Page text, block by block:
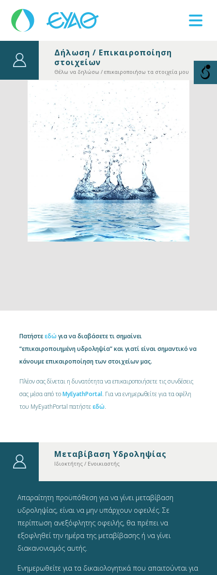
11124
Δήλωση / Επικαιροποίηση
στοιχείων
Θέλω να δηλώσω / επικαιροποιήσω τα στοιχεία μου
Πατήστεεδώ για να διαβάσετε τι σημαίνει
“επικαιροποιημένη υδροληψία” και γιατί είναι σημαντικό να
κάνουμε επικαιροποίηση των στοιχείων μας.
Πλέον σας δίνεται η δυνατότητα να επικαιροποιήσετε τις συνδέσεις
σας μέσα από τοMyEyathPortal. Για να ενημερωθείτε για τα οφέλη
του MyEyathPortal πατήστεεδώ.
Μεταβίβαση Υδροληψίας
Ιδιοκτήτης / Ενοικιαστής
Απαραίτητη προϋπόθεση για να γίνει μεταβίβαση
υδροληψίας, είναι να μην υπάρχουν οφειλές. Σε
περίπτωση ανεξόφλητης οφειλής, θα πρέπει να
εξοφληθεί την ημέρα της μεταβίβασης ή να γίνει
διακανονισμός αυτής.
Ενημερωθείτε για τα δικαιολογητικά που απαιτούνται για